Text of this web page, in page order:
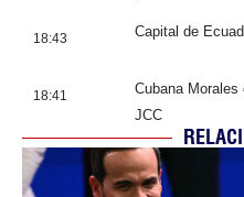
18:43 Capital de
18:41
Cubana
JCC